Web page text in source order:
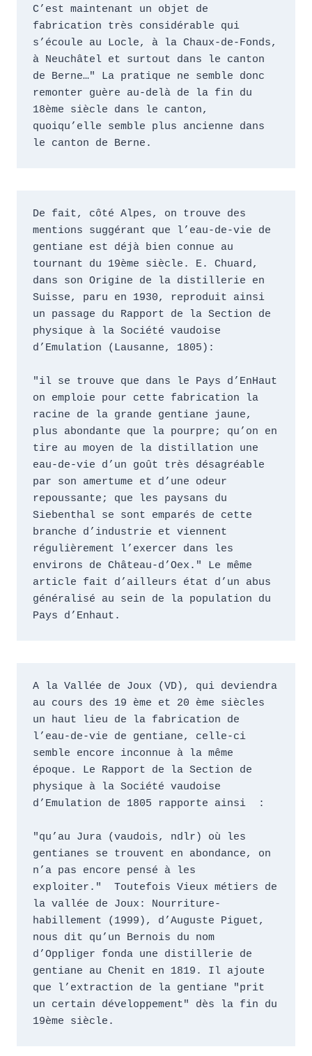
C’est maintenant un objet de
fabrication très considérable qui
s’écoule au Locle, à la Chaux-de-Fonds,
à Neuchâtel et surtout dans le canton
de Berne…" La pratique ne semble donc
remonter guère au-delà de la fin du
18ème siècle dans le canton,
quoiqu’elle semble plus ancienne dans
le canton de Berne.
De fait, côté Alpes, on trouve des
mentions suggérant que l’eau-de-vie de
gentiane est déjà bien connue au
tournant du 19ème siècle. E. Chuard,
dans son Origine de la distillerie en
Suisse, paru en 1930, reproduit ainsi
un passage du Rapport de la Section de
physique à la Société vaudoise
d’Emulation (Lausanne, 1805):
"il se trouve que dans le Pays d’EnHaut
on emploie pour cette fabrication la
racine de la grande gentiane jaune,
plus abondante que la pourpre; qu’on en
tire au moyen de la distillation une
eau-de-vie d’un goût très désagréable
par son amertume et d’une odeur
repoussante; que les paysans du
Siebenthal se sont emparés de cette
branche d’industrie et viennent
régulièrement l’exercer dans les
environs de Château-d’Oex." Le même
article fait d’ailleurs état d’un abus
généralisé au sein de la population du
Pays d’Enhaut.
A la Vallée de Joux (VD), qui deviendra
au cours des 19 ème et 20 ème siècles
un haut lieu de la fabrication de
l’eau-de-vie de gentiane, celle-ci
semble encore inconnue à la même
époque. Le Rapport de la Section de
physique à la Société vaudoise
d’Emulation de 1805 rapporte ainsi  :
"qu’au Jura (vaudois, ndlr) où les
gentianes se trouvent en abondance, on
n’a pas encore pensé à les
exploiter."  Toutefois Vieux métiers de
la vallée de Joux: Nourriture-
habillement (1999), d’Auguste Piguet,
nous dit qu’un Bernois du nom
d’Oppliger fonda une distillerie de
gentiane au Chenit en 1819. Il ajoute
que l’extraction de la gentiane "prit
un certain développement" dès la fin du
19ème siècle.